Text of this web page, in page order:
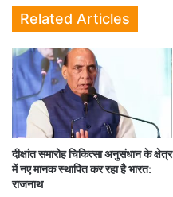
Related Articles
दीक्षांत समारोह चिकित्सा अनुसंधान के क्षेत्र
में नए मानक स्थापित कर रहा है भारत:
राजनाथ